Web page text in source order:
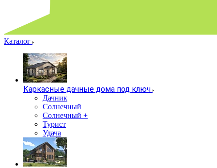
Каталог
Каркасные дачные дома под ключ
Дачник
Солнечный
Солнечный +
Турист
Удача